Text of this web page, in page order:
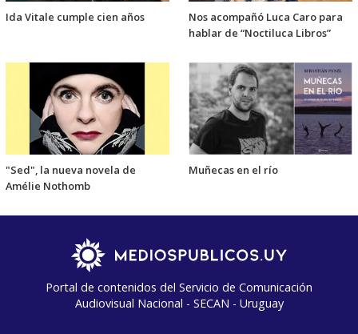
Ida Vitale cumple cien años
Nos acompañó Luca Caro para
hablar de “Noctiluca Libros”
"Sed", la nueva novela de
Amélie Nothomb
Muñecas en el río
Portal de contenidos del Servicio de Comunicación
Audiovisual Nacional - SECAN - Uruguay